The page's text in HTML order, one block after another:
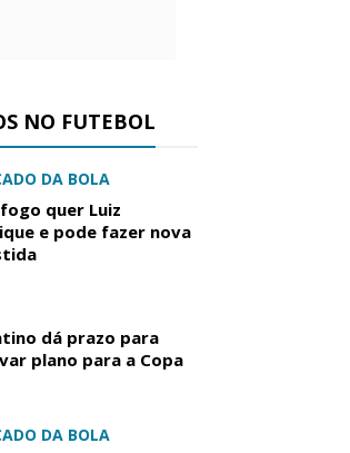
NO FUTEBOL
DA BOLA
quer Luiz
e pode fazer nova
dá prazo para
plano para a Copa
DA BOLA